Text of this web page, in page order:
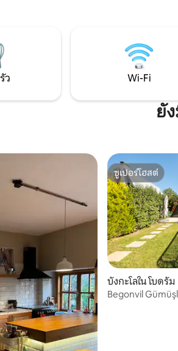
ตร์ และมอบ
ที่มีความซับซ้อนด้วย
จากแนวคิดวิลล่าทั่วไป
เพื่อความเป็นส่
มีอาหารเช้าเพื่
ให้บริการ ฉันหวั
ว Wi-Fi
ยั
ซูเปอร์โฮสต์
ซูเปอร์โฮสต์
บังกะโลใน โบดรัม
Begonvil